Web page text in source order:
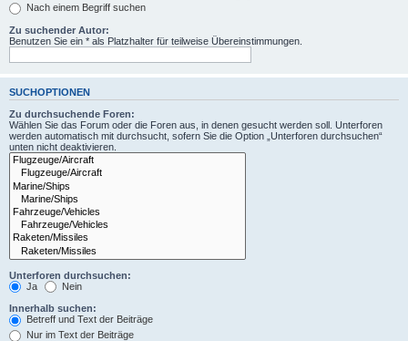
Nach einem Begriff suchen
Zu suchender Autor:
Benutzen Sie ein * als Platzhalter für teilweise Übereinstimmungen.
SUCHOPTIONEN
Zu durchsuchende Foren:
Wählen Sie das Forum oder die Foren aus, in denen gesucht werden soll. Unterforen
werden automatisch mit durchsucht, sofern Sie die Option „Unterforen durchsuchen“
unten nicht deaktivieren.
Unterforen durchsuchen:
Ja
Nein
Innerhalb suchen:
Betreff und Text der Beiträge
Nur im Text der Beiträge